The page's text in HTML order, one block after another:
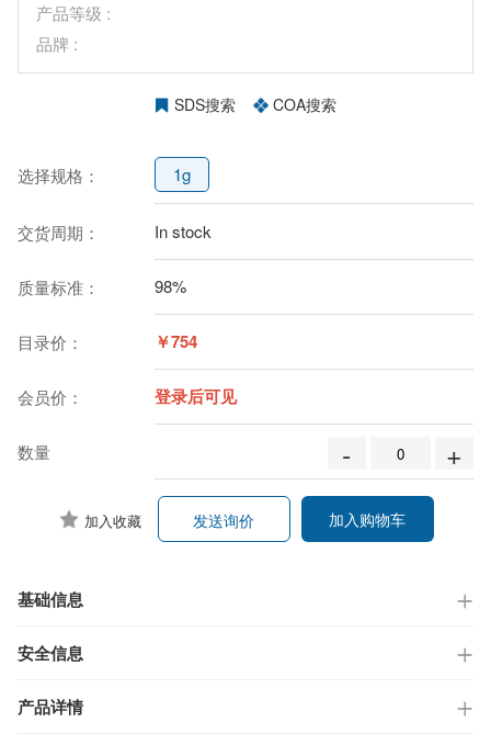
产品等级 :
品牌 :
SDS搜索 COA搜索
选择规格： 1g
交货周期： In stock
质量标准： 98%
目录价： ￥754
会员价： 登录后可见
数量 - +
加入收藏 加入购物车
发送询价
基础信息
安全信息
产品详情